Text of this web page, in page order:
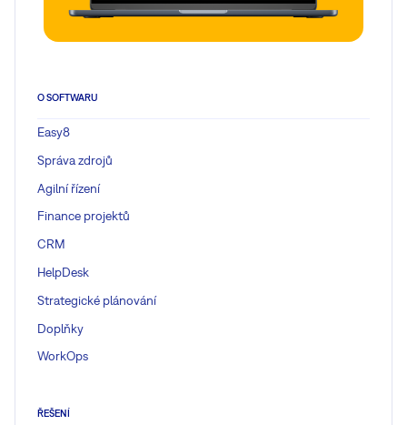
O SOFTWARU
Easy8
Správa zdrojů
Agilní řízení
Finance projektů
CRM
HelpDesk
Strategické plánování
Doplňky
WorkOps
ŘEŠENÍ